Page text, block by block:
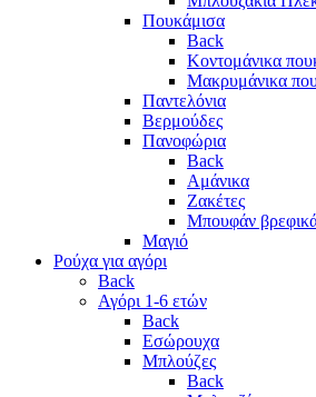
Πουκάμισα
Back
Κοντομάνικα
Μακρυμάνικα
Παντελόνια
Βερμούδες
Πανοφώρια
Back
Αμάνικα
Ζακέτες
Μπουφάν
Μαγιό
Ρούχα για αγόρι
Back
Αγόρι 1-6 ετών
Back
Εσώρουχα
Μπλούζες
Back